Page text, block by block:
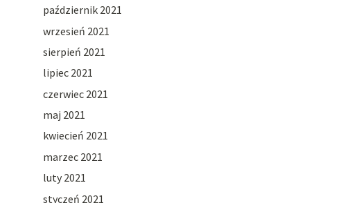
październik 2021
wrzesień 2021
sierpień 2021
lipiec 2021
czerwiec 2021
maj 2021
kwiecień 2021
marzec 2021
luty 2021
styczeń 2021